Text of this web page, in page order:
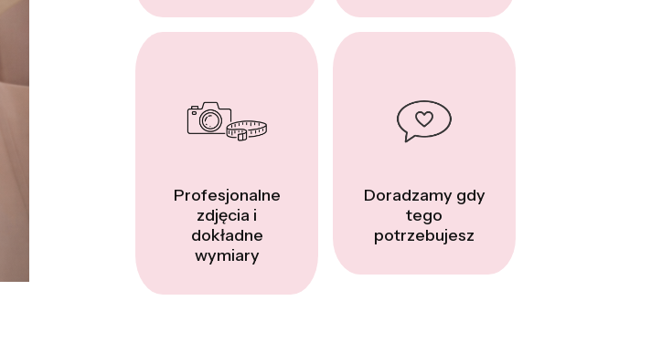
Profesjonalne
zdjęcia i
dokładne
wymiary
Doradzamy gdy
tego
potrzebujesz